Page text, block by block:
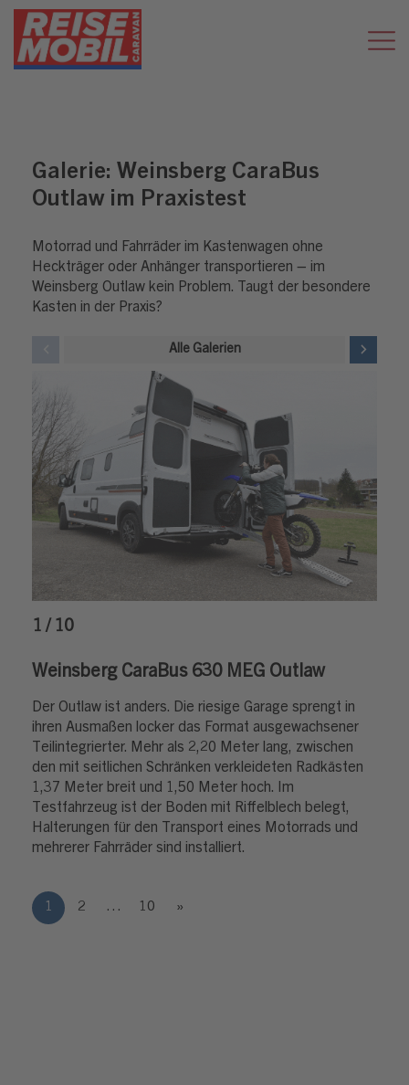
Galerie: Weinsberg CaraBus
Outlaw im Praxistest
Motorrad und Fahrräder im Kastenwagen ohne
Heckträger oder Anhänger transportieren – im
Weinsberg Outlaw kein Problem. Taugt der besondere
Kasten in der Praxis?
Alle Galerien
1 / 10
Weinsberg CaraBus 630 MEG Outlaw
Der Outlaw ist anders. Die riesige Garage sprengt in
ihren Ausmaßen locker das Format ausgewachsener
Teilintegrierter. Mehr als 2,20 Meter lang, zwischen
den mit seitlichen Schränken verkleideten Radkästen
1,37 Meter breit und 1,50 Meter hoch. Im
Testfahrzeug ist der Boden mit Riffelblech belegt,
Halterungen für den Transport eines Motorrads und
mehrerer Fahrräder sind installiert.
1 2 … 10 »